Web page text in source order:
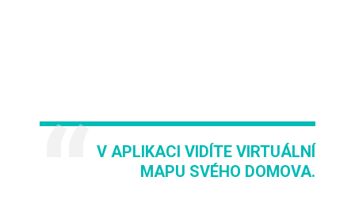
V APLIKACI VIDÍTE VIRTUÁLNÍ
MAPU SVÉHO DOMOVA.